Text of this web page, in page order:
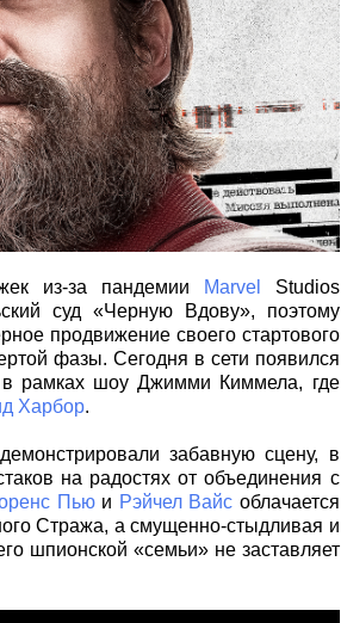
из-за пандемии Marvel
Studios
суд «Черную Вдову», поэтому
продвижение своего стартового
фазы. Сегодня в сети появился
в рамках шоу Джимми Киммела, где
Харбор.
забавную сцену, в
на радостях от объединения с
Пьюи Рэйчел Вайс облачается
Стража, а смущенно-стыдливая и
шпионской «семьи» не заставляет